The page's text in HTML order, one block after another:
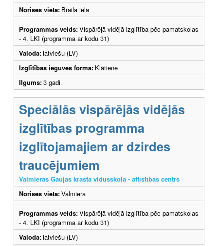
Norises vieta: Braila iela
Programmas veids:Vispārējā vidējā izglītība pēc pamatskolas
- 4. LKI (programma ar kodu 31)
Valoda:latviešu (LV)
Izglītības ieguves forma: Klātiene
Ilgums:3 gadi
Speciālās vispārējās vidējās
izglītības programma
izglītojamajiem ar dzirdes
traucējumiem
Valmieras Gaujas krasta vidusskola - attīstības centrs
Norises vieta:Valmiera
Programmas veids:Vispārējā vidējā izglītība pēc pamatskolas
- 4. LKI (programma ar kodu 31)
Valoda:latviešu (LV)